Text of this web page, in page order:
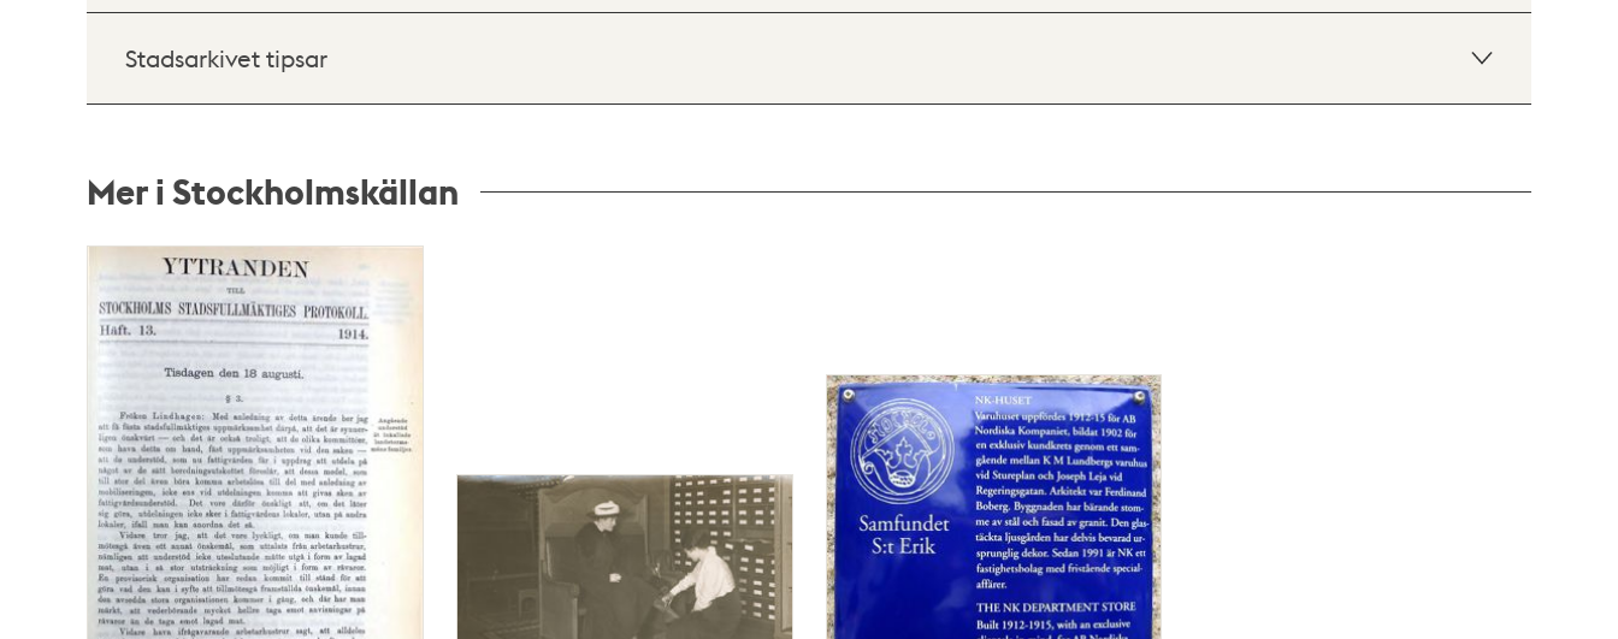
Stadsarkivet tipsar
Mer i Stockholmskällan
Relaterade
och